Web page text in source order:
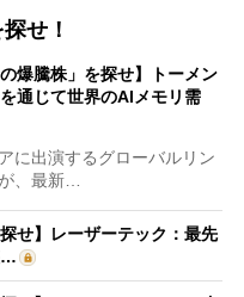
せ！
爆騰株」を探せ】トーメン
通じて世界のAIメモリ需
に出演するグローバルリン
、最新…
せ】レーザーテック：最先
…